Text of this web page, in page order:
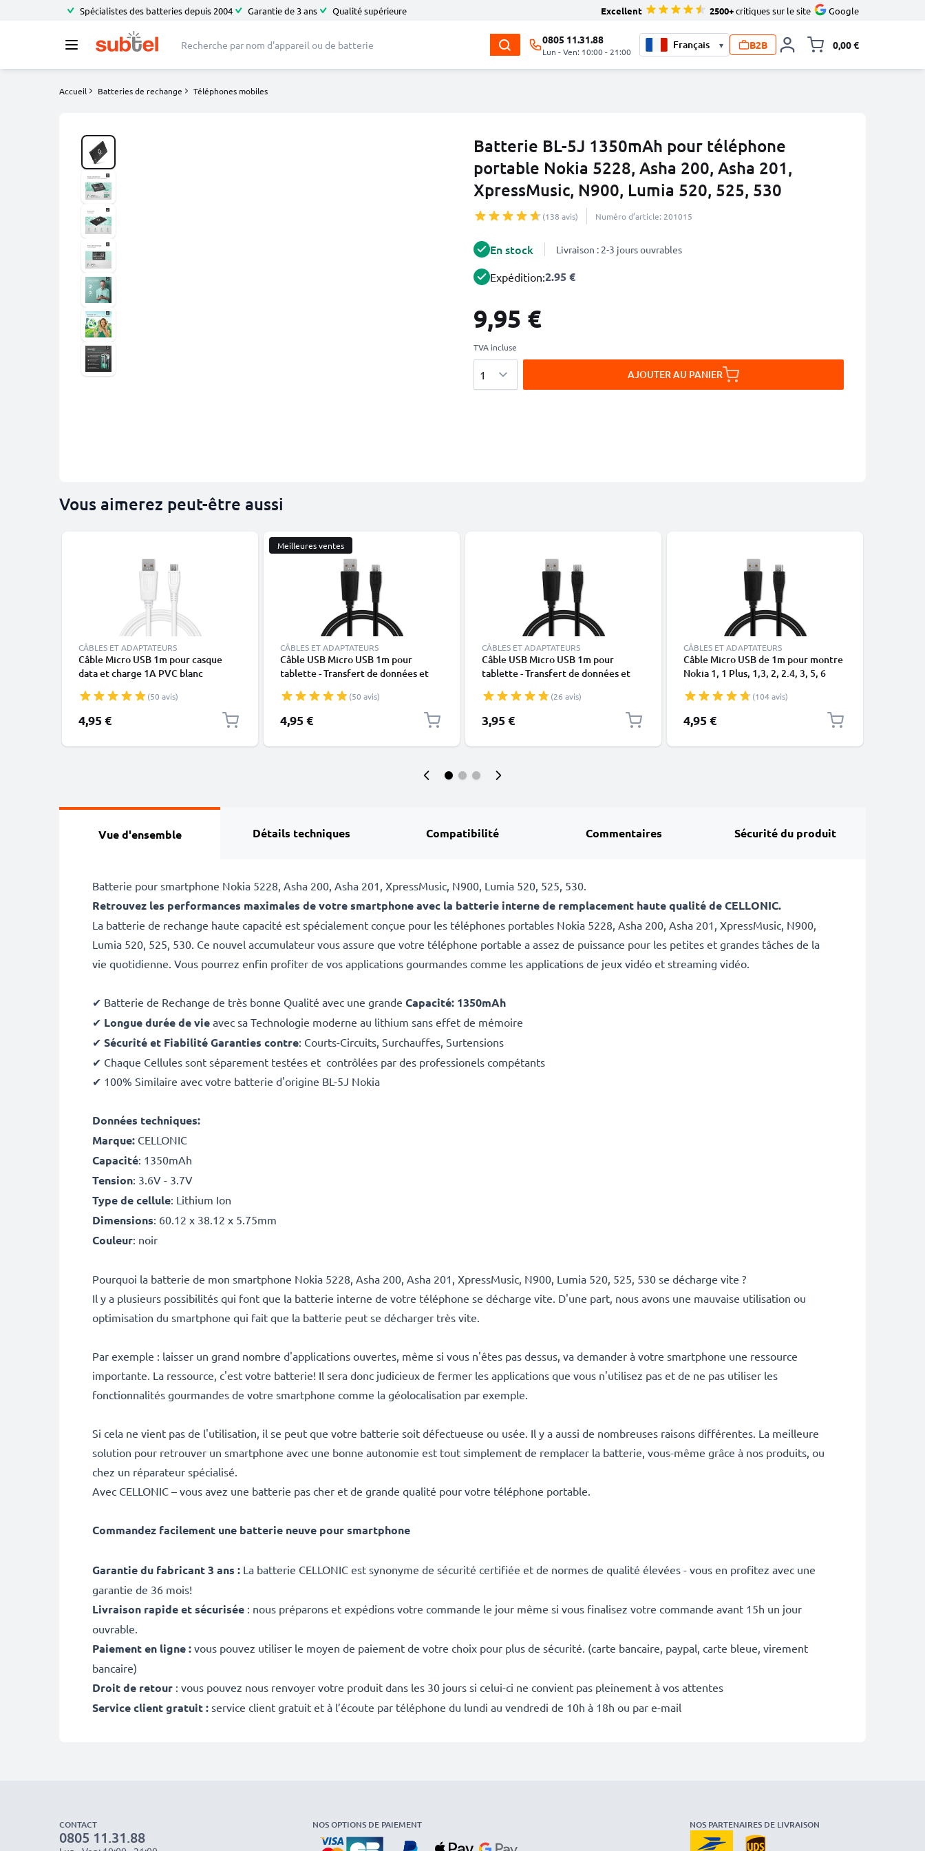
Spécialistes des batteries depuis 2004 Garantie de 3 ans Qualité supérieure Excellent 2500+critiques sur le site Google
0805 11.31.88
Lun - Ven: 10:00 - 21:00
▾ B2B 0,00 €
Accueil Batteries de rechange Téléphones mobiles
Batterie BL-5J 1350mAh pour téléphone
portable Nokia 5228, Asha 200, Asha 201,
XpressMusic, N900, Lumia 520, 525, 530
(138 avis) Numéro d’article: 201015
En stock Livraison : 2-3 jours ouvrables
Expédition:2.95 €
9,95 €
TVA incluse
AJOUTER AU PANIER
Vous aimerez peut-être aussi
CÂBLES ET ADAPTATEURS
Câble Micro USB 1m pour casque
data et charge 1A PVC blanc
(50 avis)
4,95 €
Meilleures ventes
CÂBLES ET ADAPTATEURS
Câble USB Micro USB 1m pour
tablette - Transfert de données et
(50 avis)
4,95 €
CÂBLES ET ADAPTATEURS
Câble USB Micro USB 1m pour
tablette - Transfert de données et
(26 avis)
3,95 €
CÂBLES ET ADAPTATEURS
Câble Micro USB de 1m pour montre
Nokia 1, 1 Plus, 1,3, 2, 2.4, 3, 5, 6
data et charge 1A noir en PVC
(104 avis)
4,95 €
Vue d'ensemble Détails techniques Compatibilité Commentaires Sécurité du produit
Batterie pour smartphone Nokia 5228, Asha 200, Asha 201, XpressMusic, N900, Lumia 520, 525, 530.
Retrouvez les performances maximales de votre smartphone avec la batterie interne de remplacement haute qualité de CELLONIC.
La batterie de rechange haute capacité est spécialement conçue pour les téléphones portables Nokia 5228, Asha 200, Asha 201, XpressMusic, N900,
Lumia 520, 525, 530. Ce nouvel accumulateur vous assure que votre téléphone portable a assez de puissance pour les petites et grandes tâches de la
vie quotidienne. Vous pourrez enfin profiter de vos applications gourmandes comme les applications de jeux vidéo et streaming vidéo.
✔ Batterie de Rechange de très bonne Qualité avec une grande Capacité: 1350mAh
✔ Longue durée de vie avec sa Technologie moderne au lithium sans effet de mémoire
✔ Sécurité et Fiabilité Garanties contre: Courts-Circuits, Surchauffes, Surtensions
✔ Chaque Cellules sont séparement testées et contrôlées par des professionels compétants
✔ 100% Similaire avec votre batterie d'origine BL-5J Nokia
Données techniques:
Marque: CELLONIC
Capacité: 1350mAh
Tension: 3.6V - 3.7V
Type de cellule: Lithium Ion
Dimensions: 60.12 x 38.12 x 5.75mm
Couleur: noir
Pourquoi la batterie de mon smartphone Nokia 5228, Asha 200, Asha 201, XpressMusic, N900, Lumia 520, 525, 530 se décharge vite ?
Il y a plusieurs possibilités qui font que la batterie interne de votre téléphone se décharge vite. D'une part, nous avons une mauvaise utilisation ou
optimisation du smartphone qui fait que la batterie peut se décharger très vite.
Par exemple : laisser un grand nombre d'applications ouvertes, même si vous n'êtes pas dessus, va demander à votre smartphone une ressource
importante. La ressource, c'est votre batterie! Il sera donc judicieux de fermer les applications que vous n'utilisez pas et de ne pas utiliser les
fonctionnalités gourmandes de votre smartphone comme la géolocalisation par exemple.
Si cela ne vient pas de l'utilisation, il se peut que votre batterie soit défectueuse ou usée. Il y a aussi de nombreuses raisons différentes. La meilleure
solution pour retrouver un smartphone avec une bonne autonomie est tout simplement de remplacer la batterie, vous-même grâce à nos produits, ou
chez un réparateur spécialisé.
Avec CELLONIC – vous avez une batterie pas cher et de grande qualité pour votre téléphone portable.
Commandez facilement une batterie neuve pour smartphone
Garantie du fabricant 3 ans : La batterie CELLONIC est synonyme de sécurité certifiée et de normes de qualité élevées - vous en profitez avec une
garantie de 36 mois!
Livraison rapide et sécurisée : nous préparons et expédions votre commande le jour même si vous finalisez votre commande avant 15h un jour
ouvrable.
Paiement en ligne : vous pouvez utiliser le moyen de paiement de votre choix pour plus de sécurité. (carte bancaire, paypal, carte bleue, virement
bancaire)
Droit de retour : vous pouvez nous renvoyer votre produit dans les 30 jours si celui-ci ne convient pas pleinement à vos attentes
Service client gratuit : service client gratuit et à l’écoute par téléphone du lundi au vendredi de 10h à 18h ou par e-mail
CONTACT
0805 11.31.88
NOS OPTIONS DE PAIEMENT NOS PARTENAIRES DE LIVRAISON